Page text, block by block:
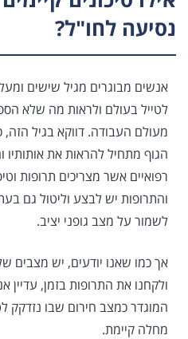
נסיעה לחו"ל?
אנשים מבוגרים מגיל שישים
לטייל בעולם ולראות מה שלא
מעולם העבודה. דווקא בגיל הזה,
הגוף מתחיל להראות את אותותיו
רפואיים אשר מצריכים תרופות
והתרופות יש לבצע וליטול גם
לשמור על מצב גופני יציב.
אך כמו שאנו יודעים, יש מצבים
ולקחנו את התרופות בזמן, עדיין
המוגדר כמצב חירום שבו נזדקק
מחלה קיימת.